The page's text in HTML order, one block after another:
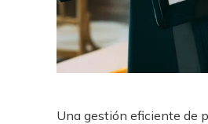
Una gestión eficiente de